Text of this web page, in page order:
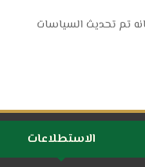
تم تحديث السياسات
الاستطلاعات